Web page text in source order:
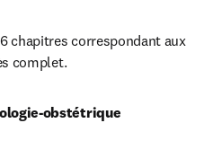
chapitres correspondant aux
complet.
obstétrique